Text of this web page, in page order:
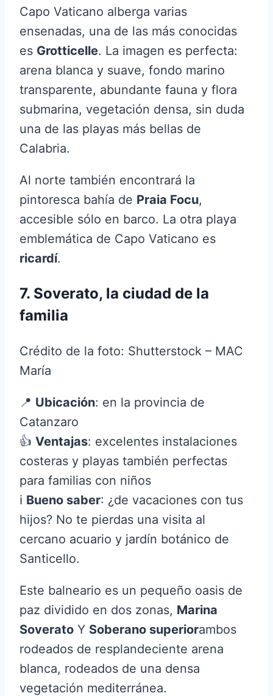
Capo Vaticano alberga varias
ensenadas, una de las más conocidas
es Grotticelle. La imagen es perfecta:
arena blanca y suave, fondo marino
transparente, abundante fauna y flora
submarina, vegetación densa, sin duda
una de las playas más bellas de
Calabria.
Al norte también encontrará la
pintoresca bahía de Praia Focu,
accesible sólo en barco. La otra playa
emblemática de Capo Vaticano es
ricardí.
7. Soverato, la ciudad de la
familia
Crédito de la foto: Shutterstock – MAC
María
📍 Ubicación: en la provincia de
Catanzaro
👍 Ventajas: excelentes instalaciones
costeras y playas también perfectas
para familias con niños
ℹ️ Bueno saber: ¿de vacaciones con tus
hijos? No te pierdas una visita al
cercano acuario y jardín botánico de
Santicello.
Este balneario es un pequeño oasis de
paz dividido en dos zonas, Marina
Soverato Y Soberano superiorambos
rodeados de resplandeciente arena
blanca, rodeados de una densa
vegetación mediterránea.